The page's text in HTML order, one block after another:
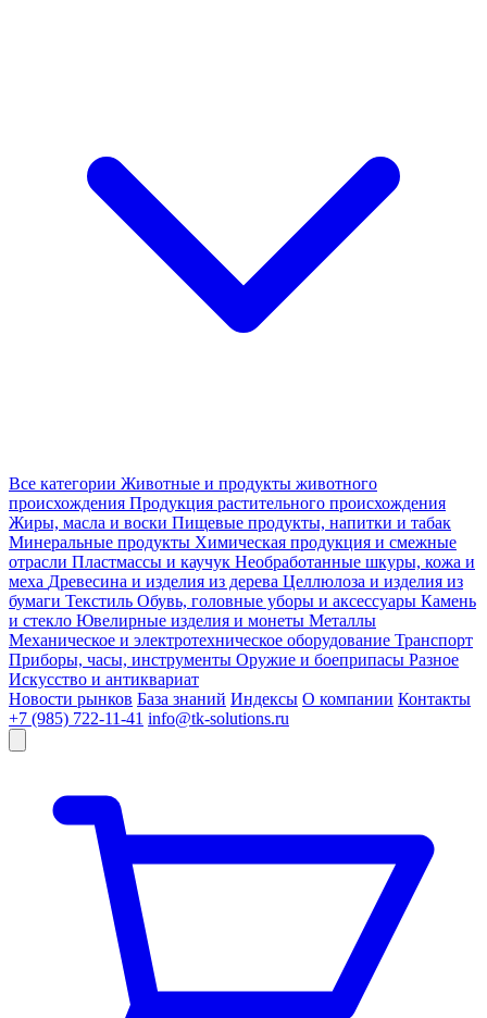
Все категории Животные и продукты животного
происхождения Продукция растительного происхождения
Жиры, масла и воски Пищевые продукты, напитки и табак
Минеральные продукты Химическая продукция и смежные
отрасли Пластмассы и каучук Необработанные шкуры, кожа и
меха Древесина и изделия из дерева Целлюлоза и изделия из
бумаги Текстиль Обувь, головные уборы и аксессуары Камень
и стекло Ювелирные изделия и монеты Металлы
Механическое и электротехническое оборудование Транспорт
Приборы, часы, инструменты Оружие и боеприпасы Разное
Искусство и антиквариат
Новости рынков База знаний Индексы О компании Контакты
+7 (985) 722-11-41 info@tk-solutions.ru